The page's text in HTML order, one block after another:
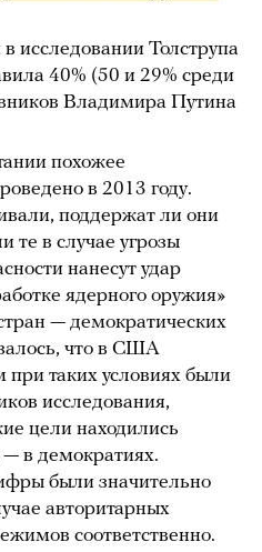
исследовании Толструпа
40% (50 и 29% среди
Владимира Путина
похожее
в 2013 году.
поддержат ли они
те в случае угрозы
нанесут удар
ядерного оружия»
— демократических
что в США
таких условиях были
исследования,
цели находились
— в демократиях.
были значительно
авторитарных
соответственно.